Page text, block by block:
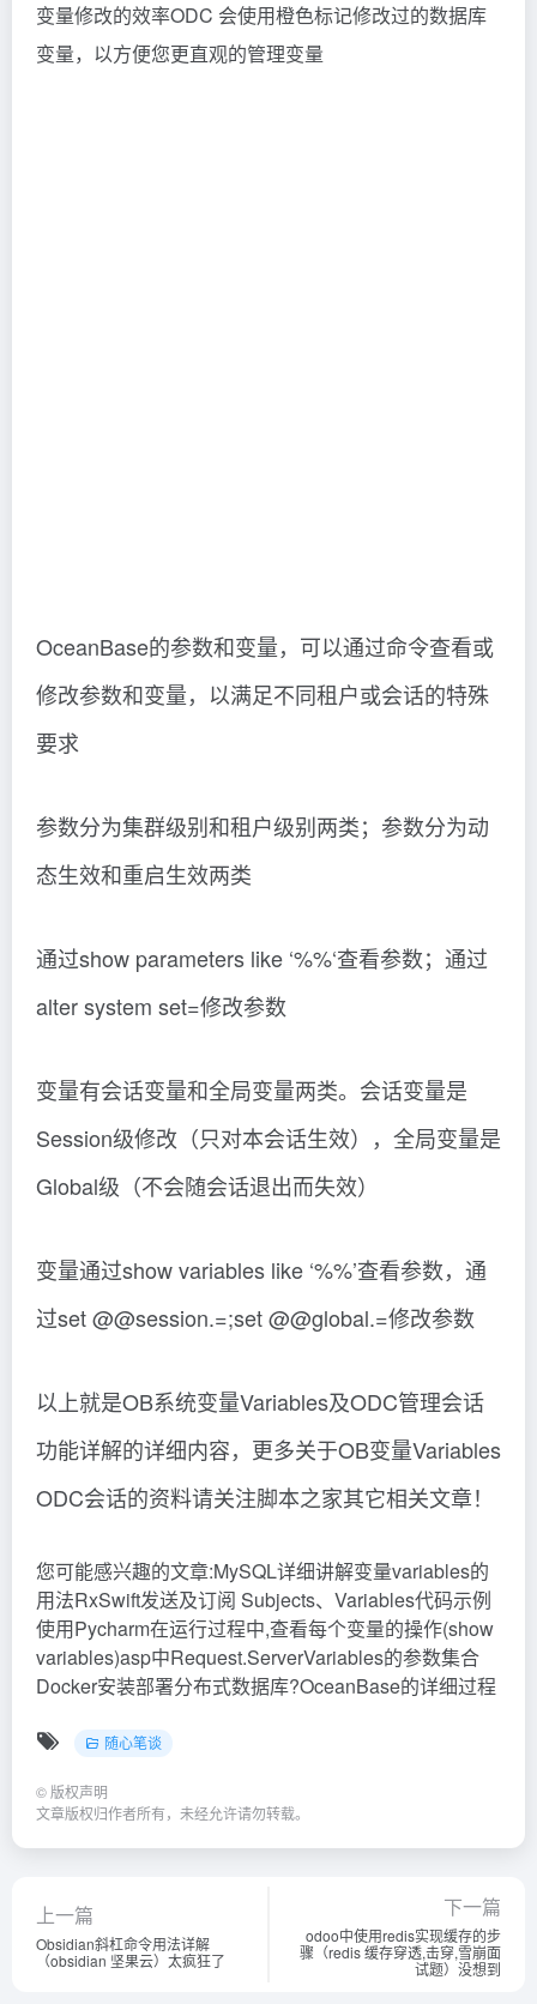
变量修改的效率ODC 会使用橙色标记修改过的数据库
变量，以方便您更直观的管理变量
OceanBase的参数和变量，可以通过命令查看或
修改参数和变量，以满足不同租户或会话的特殊
要求
参数分为集群级别和租户级别两类；参数分为动
态生效和重启生效两类
通过show parameters like ‘%%‘查看参数；通过
alter system set=修改参数
变量有会话变量和全局变量两类。会话变量是
Session级修改（只对本会话生效），全局变量是
Global级（不会随会话退出而失效）
变量通过show variables like ‘%%’查看参数，通
过set @@session.=;set @@global.=修改参数
以上就是OB系统变量Variables及ODC管理会话
功能详解的详细内容，更多关于OB变量Variables
ODC会话的资料请关注脚本之家其它相关文章！
您可能感兴趣的文章:MySQL详细讲解变量variables的
用法RxSwift发送及订阅 Subjects、Variables代码示例
使用Pycharm在运行过程中,查看每个变量的操作(show
variables)asp中Request.ServerVariables的参数集合
Docker安装部署分布式数据库?OceanBase的详细过程
随心笔谈
© 版权声明
文章版权归作者所有，未经允许请勿转载。
上一篇
Obsidian斜杠命令用法详解
（obsidian 坚果云）太疯狂了
下一篇
odoo中使用redis实现缓存的步
骤（redis 缓存穿透,击穿,雪崩面
试题）没想到